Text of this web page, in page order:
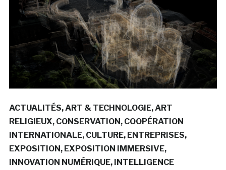
ACTUALITÉS ART & TECHNOLOGIE ART
RELIGIEUX CONSERVATION COOPÉRATION
INTERNATIONALE CULTURE ENTREPRISES
EXPOSITION EXPOSITION IMMERSIVE
INNOVATION NUMÉRIQUE INTELLIGENCE